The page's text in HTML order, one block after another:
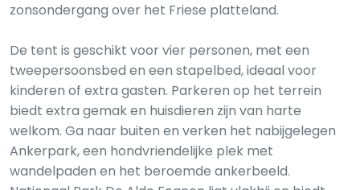
zonsondergang over het Friese platteland.
De tent is geschikt voor vier personen, met een
tweepersoonsbed en een stapelbed, ideaal voor
kinderen of extra gasten. Parkeren op het terrein
biedt extra gemak en huisdieren zijn van harte
welkom. Ga naar buiten en verken het nabijgelegen
Ankerpark, een hondvriendelijke plek met
wandelpaden en het beroemde ankerbeeld.